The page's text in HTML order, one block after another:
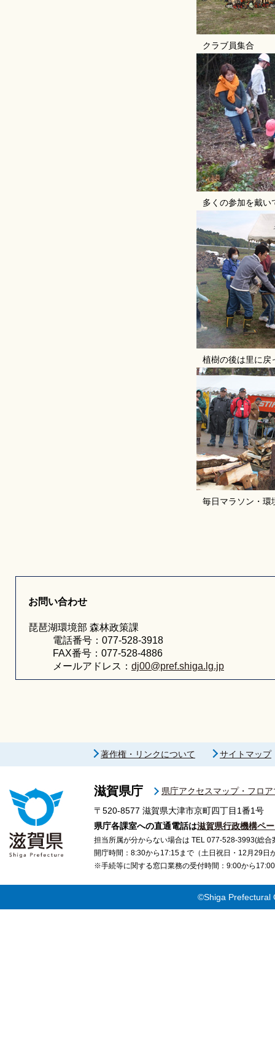
クラブ員集合
多くの参加を戴い
植樹の後は里に戻
毎日マラソン・環
お問い合わせ
琵琶湖環境部 森林政策課
電話番号：077-528-3918
FAX番号：077-528-4886
メールアドレス： dj00@pref.shiga.lg.jp
著作権・リンクについて サイトマップ
滋賀県庁
県庁アクセスマップ・フロ
〒520-8577 滋賀県大津市京町四丁目1番1号
県庁各課室への直通電話は滋賀県行政機構ペ
担当所属が分からない場合は TEL 077-528-3993(総合
開庁時間：8:30から17:15まで（土日祝日・12月29日
※手続等に関する窓口業務の受付時間：9:00から
©Shiga Prefectural